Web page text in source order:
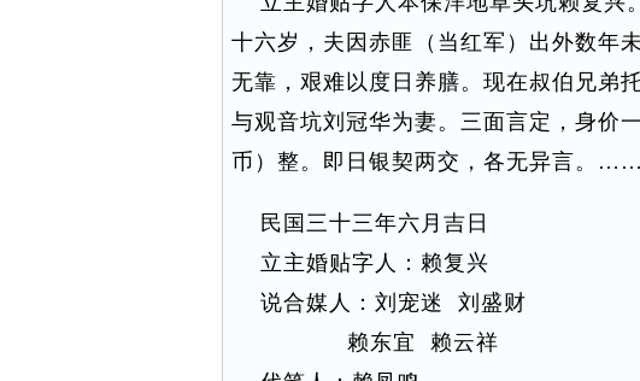
十六岁，夫因赤匪（当红军）出外数年
无靠，艰难以度日养膳。现在叔伯兄弟
与观音坑刘冠华为妻。三面言定，身价
币）整。即日银契两交，各无异言。……
民国三十三年六月吉日
立主婚贴字人：赖复兴
说合媒人：刘宠迷 刘盛财
赖东宜 赖云祥